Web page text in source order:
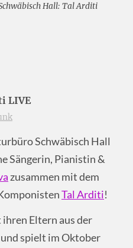
Hall: Tal Arditi
LIVE
Schwäbisch Hall
Sängerin, Pianistin &
zusammen mit dem
Tal Arditi!
Eltern aus der
spielt im Oktober